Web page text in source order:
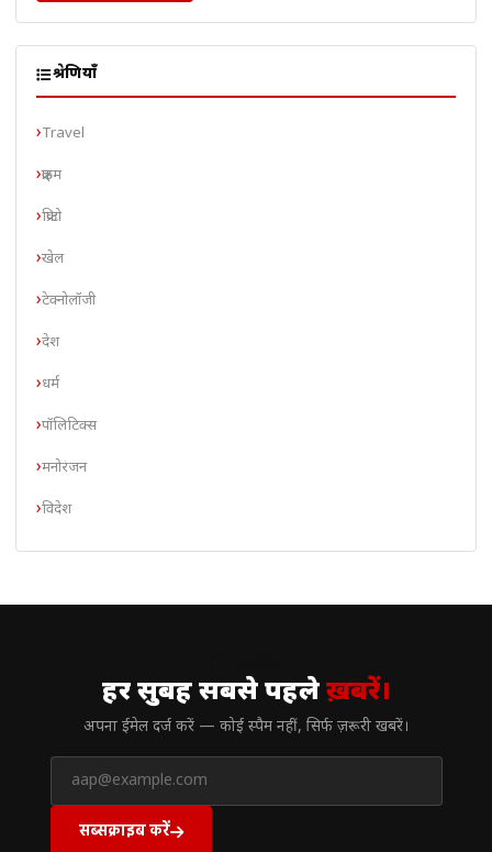
श्रेणियाँ
Travel
क्राइम
क्रिप्टो
खेल
टेक्नोलॉजी
देश
धर्म
पॉलिटिक्स
मनोरंजन
विदेश
हर सुबह सबसे पहलेख़बरें।
अपना ईमेल दर्ज करें — कोई स्पैम नहीं, सिर्फ ज़रूरी खबरें।
सब्सक्राइब करें